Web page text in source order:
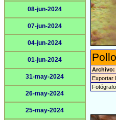
08-jun-2024
07-jun-2024
04-jun-2024
01-jun-2024
31-may-2024
26-may-2024
25-may-2024
Archivo:
Exportar